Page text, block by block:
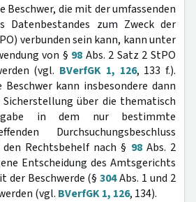
Beschwer, die mit der umfassenden
Datenbestandes zum Zweck der
verbunden sein kann, kann unter
von § 98 Abs. 2 Satz 2 StPO
(vgl. BVerfGK 1, 126, 133 f.).
Beschwer kann insbesondere dann
über die thematisch
in dem nur bestimmte
Durchsuchungsbeschluss
Rechtsbehelf nach § 98Abs. 2
Entscheidung des Amtsgerichts
der Beschwerde (§304Abs. 1 und 2
(vgl. BVerfGK 1, 126, 134).